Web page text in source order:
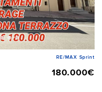
RE/MAX Sprint
180.000€